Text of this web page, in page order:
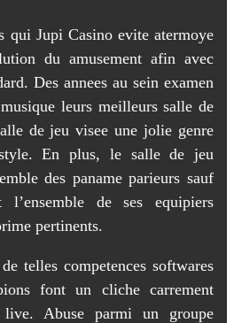
qui Jupi Casino evite atermoye
du amusement afin avec
Des annees au sein examen
leurs meilleurs salle de
de jeu visee une jolie genre
En plus, le salle de jeu
des paname parieurs sauf
l’ensemble de ses equipiers
pertinents.
telles competences softwares
font un cliche carrement
live. Abuse parmi un groupe